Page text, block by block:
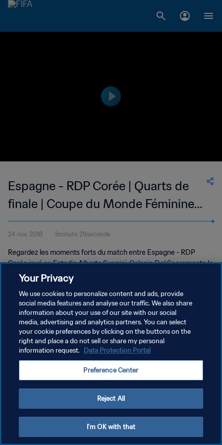
Espagne - RDP Corée | Quarts de
finale | Coupe du Monde Féminine
U-17 de la FIFA, Uruguay 2018™ |
Résumé vidéo
24 nov. 2018 3minute 29seconde
Regardez les moments forts du match entre Espagne - RDP
Corée joué au Estadio Alberto Suppici, Colonia Del Sacramento le
samedi, 24 novembre 2018.
POLITIQUE DE CONFIDENTIALITÉ
CONDITIONS D'UTILISATION
GÉRER VOS PRÉFÉRENCES SUR LES COOKIES
Your Privacy
We use cookies to personalize content and ads, provide
social media features and analyse our traffic. We also share
information about your use of our site with our social
media, advertising and analytics partners. You can select
your cookie preferences by clicking on the buttons on the
right and place a do not sell or share my personal
information request. Data Protection Portal
Preference Center
Reject All
I'm OK with that